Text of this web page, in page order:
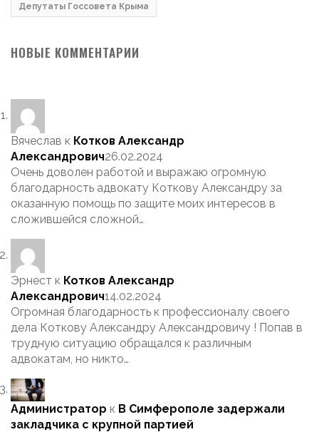
Депутаты Госсовета Крыма
НОВЫЕ КОММЕНТАРИИ
Вячеслав к Котков Александр
Александрович26.02.2024
Очень доволен работой и выражаю огромную
благодарность адвокату Коткову Александру за
оказанную помощь по защите моих интересов в
сложившейся сложной…
Эрнест к Котков Александр
Александрович14.02.2024
Огромная благодарность к профессионалу своего
дела Коткову Александру Александровичу ! Попав в
трудную ситуацию обращался к различным
адвокатам, но никто…
Администратор к В Симферополе задержали
закладчика с крупной партией